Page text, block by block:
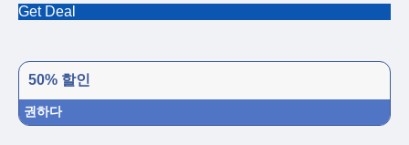
Get Deal
50% 할인
권하다